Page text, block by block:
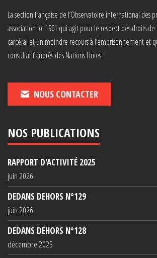
La section française de l’Observatoire international des
association loi 1901 qui agit pour le respect des droits
carcéral et un moindre recours à l’emprisonnement et
consultatif auprès des Nations Unies.
NOUS CONTACTER
NOS PUBLICATIONS
RAPPORT D'ACTIVITÉ 2025
juin 2026
DEDANS DEHORS N°129
juin 2026
DEDANS DEHORS N°128
décembre 2025